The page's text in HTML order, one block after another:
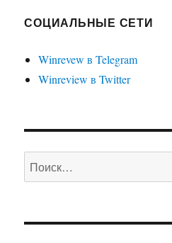
СОЦИАЛЬНЫЕ СЕТИ
Winrevew в Telegram
Winreview в Twitter
Искать: